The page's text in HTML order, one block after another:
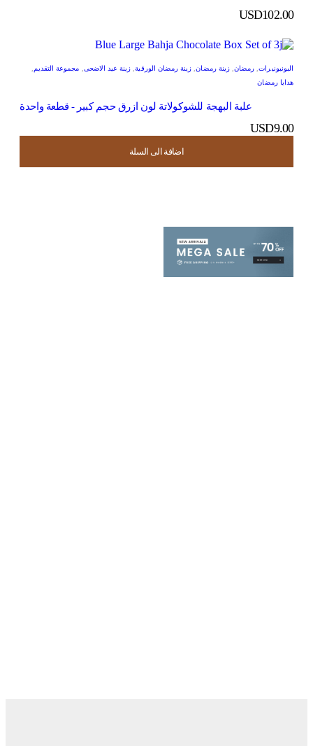
اضافة الى السلة
اضافة الى السلة
اضافة الى السلة
USD102.00
اضافة الى السلة
البونبونيرات, رمضان,زينة رمضان, زينة رمضان الورقية, زينة عيد الاضحى مجموعة التقديم
هدايا رمضان
علبة البهجة للشوكولاتة لون ازرق حجم كبير - قطعة واحدة
USD9.00